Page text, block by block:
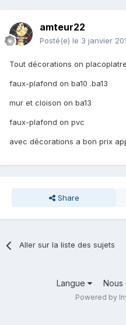
amteur22
Posté(e) le 3 janvier
Tout décorations on placoplatre
faux-plafond on ba10 .ba13
mur et cloison on ba13
faux-plafond on pvc
avec décorations a bon prix
Share
Aller sur la liste des sujets
Langue Nous
Powered by